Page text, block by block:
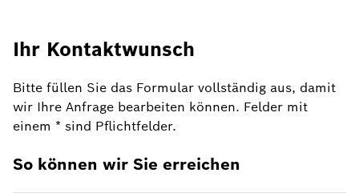
Ihr Kontaktwunsch
Bitte füllen Sie das Formular vollständig aus, damit
wir Ihre Anfrage bearbeiten können. Felder mit
einem * sind Pflichtfelder.
So können wir Sie erreichen